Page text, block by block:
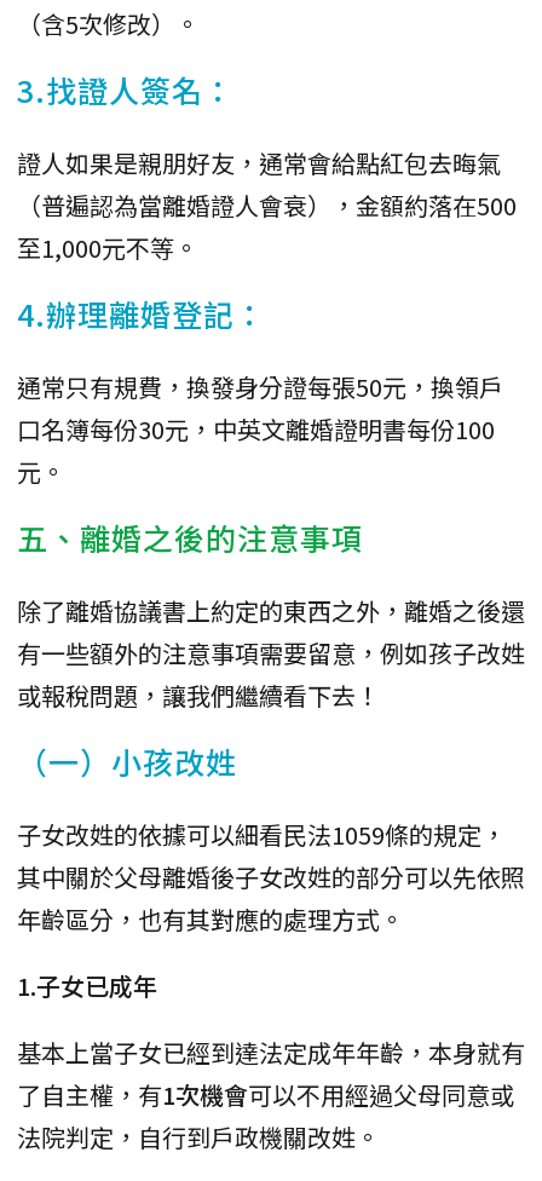
（含5次修改）。
3.找證人簽名：
證人如果是親朋好友，通常會給點紅包去晦氣
（普遍認為當離婚證人會衰），金額約落在500
至1,000元不等。
4.辦理離婚登記：
通常只有規費，換發身分證每張50元，換領戶
口名簿每份30元，中英文離婚證明書每份100
元。
五、離婚之後的注意事項
除了離婚協議書上約定的東西之外，離婚之後還
有一些額外的注意事項需要留意，例如孩子改姓
或報稅問題，讓我們繼續看下去！
（一）小孩改姓
子女改姓的依據可以細看民法1059條的規定，
其中關於父母離婚後子女改姓的部分可以先依照
年齡區分，也有其對應的處理方式。
1.子女已成年
基本上當子女已經到達法定成年年齡，本身就有
了自主權，有1次機會可以不用經過父母同意或
法院判定，自行到戶政機關改姓。